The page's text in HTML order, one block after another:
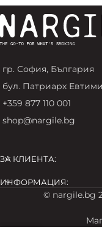
гр. София, България
бул. Патриарх
+359 877 110 001
shop@nargile.bg
ЗА КЛИЕНТА:
ИНФОРМАЦИЯ:
© nargile.bg